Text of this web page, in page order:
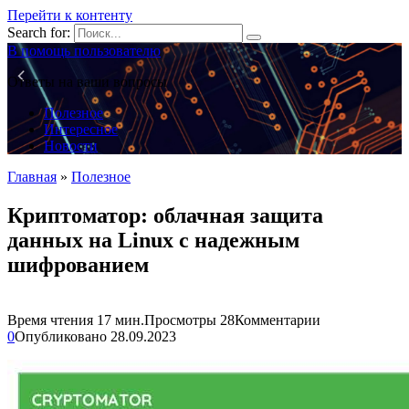
Перейти к контенту
Search for:
В помощь пользователю
Ответы на ваши вопросы
Полезное
Интересное
Новости
Главная » Полезное
Криптоматор: облачная защита
данных на Linux с надежным
шифрованием
Время чтения 17 мин.Просмотры 28Комментарии
0Опубликовано 28.09.2023